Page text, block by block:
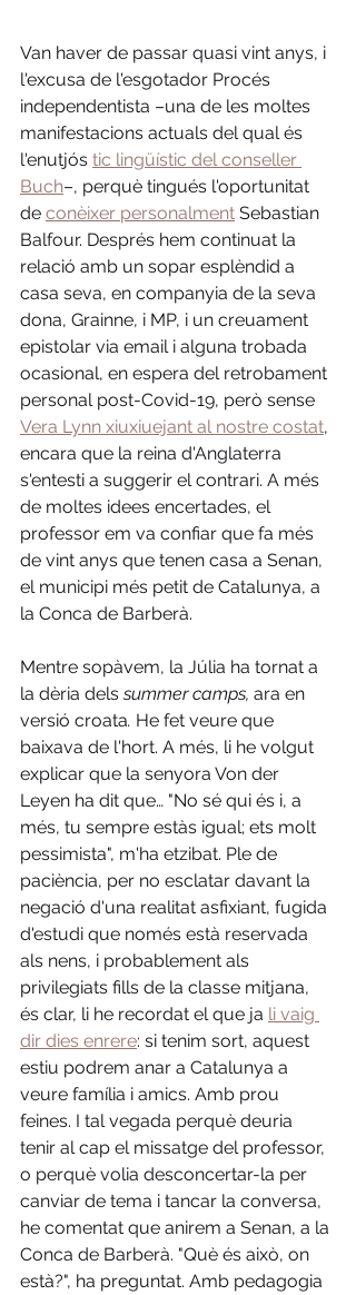
Van haver de passar quasi vint anys, i
l'excusa de l'esgotador Procés
independentista –una de les moltes
manifestacions actuals del qual és
l'enutjós tic lingüístic del conseller
Buch–, perquè tingués l'oportunitat
de conèixer personalment Sebastian
Balfour. Després hem continuat la
relació amb un sopar esplèndid a
casa seva, en companyia de la seva
dona, Grainne, i MP, i un creuament
epistolar via email i alguna trobada
ocasional, en espera del retrobament
personal post-Covid-19, però sense
Vera Lynn xiuxiuejant al nostre costat,
encara que la reina d'Anglaterra
s'entesti a suggerir el contrari. A més
de moltes idees encertades, el
professor em va confiar que fa més
de vint anys que tenen casa a Senan,
el municipi més petit de Catalunya, a
la Conca de Barberà.
Mentre sopàvem, la Júlia ha tornat a
la dèria dels summer camps, ara en
versió croata. He fet veure que
baixava de l'hort. A més, li he volgut
explicar que la senyora Von der
Leyen ha dit que… "No sé qui és i, a
més, tu sempre estàs igual; ets molt
pessimista", m'ha etzibat. Ple de
paciència, per no esclatar davant la
negació d'una realitat asfixiant, fugida
d'estudi que només està reservada
als nens, i probablement als
privilegiats fills de la classe mitjana,
és clar, li he recordat el que ja li vaig
dir dies enrere: si tenim sort, aquest
estiu podrem anar a Catalunya a
veure família i amics. Amb prou
feines. I tal vegada perquè deuria
tenir al cap el missatge del professor,
o perquè volia desconcertar-la per
canviar de tema i tancar la conversa,
he comentat que anirem a Senan, a la
Conca de Barberà. "Què és això, on
està?", ha preguntat. Amb pedagogia